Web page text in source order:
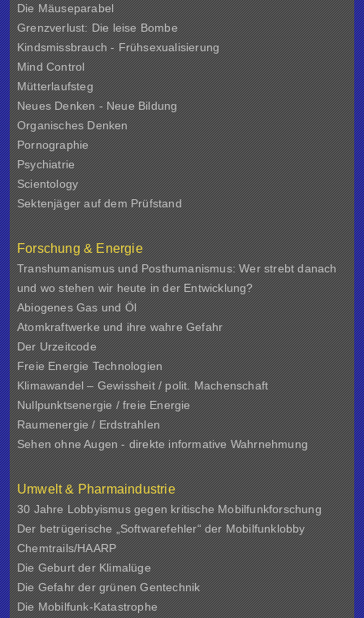
Die Mäuseparabel
Grenzverlust: Die leise Bombe
Kindsmissbrauch - Frühsexualisierung
Mind Control
Mütterlaufsteg
Neues Denken - Neue Bildung
Organisches Denken
Pornographie
Psychiatrie
Scientology
Sektenjäger auf dem Prüfstand
Forschung & Energie
Transhumanismus und Posthumanismus: Wer strebt danach
und wo stehen wir heute in der Entwicklung?
Abiogenes Gas und Öl
Atomkraftwerke und ihre wahre Gefahr
Der Urzeitcode
Freie Energie Technologien
Klimawandel – Gewissheit / polit. Machenschaft
Nullpunktsenergie / freie Energie
Raumenergie / Erdstrahlen
Sehen ohne Augen - direkte informative Wahrnehmung
Umwelt & Pharmaindustrie
30 Jahre Lobbyismus gegen kritische Mobilfunkforschung
Der betrügerische „Softwarefehler“ der Mobilfunklobby
Chemtrails/HAARP
Die Geburt der Klimalüge
Die Gefahr der grünen Gentechnik
Die Mobilfunk-Katastrophe